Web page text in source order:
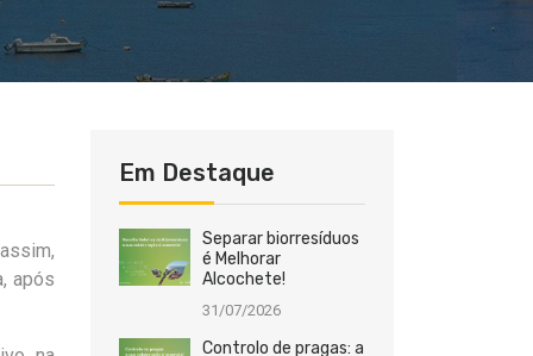
após
Em Destaque
Separar biorresíduos
é Melhorar
Alcochete!
31/07/2026
Controlo de pragas: a